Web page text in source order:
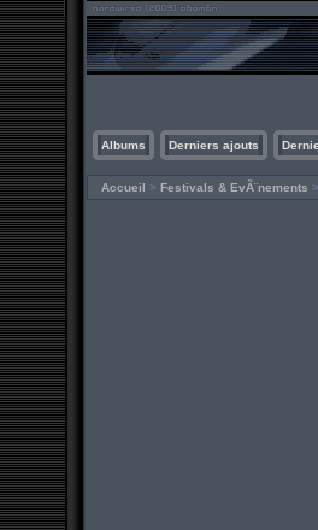
Albums Derniers ajouts
Accueil > Festivals & EvÃ¨nements >